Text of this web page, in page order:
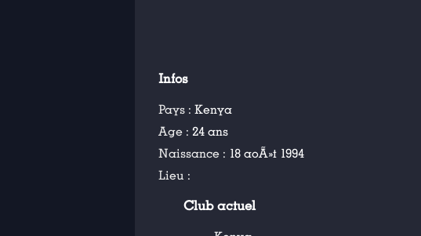
Infos
Pays : Kenya
Age : 24 ans
Naissance : 18 aoÃ»t 1994
Lieu :
Club actuel